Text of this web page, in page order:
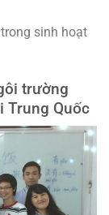
sinh hoạt
trường
Trung Quốc